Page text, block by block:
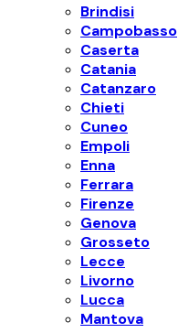
Brindisi
Campobasso
Caserta
Catania
Catanzaro
Chieti
Cuneo
Empoli
Enna
Ferrara
Firenze
Genova
Grosseto
Lecce
Livorno
Lucca
Mantova